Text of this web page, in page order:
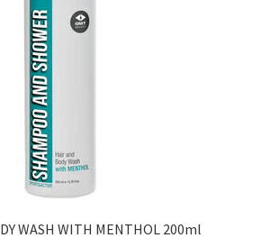
WASH WITH MENTHOL 200ml